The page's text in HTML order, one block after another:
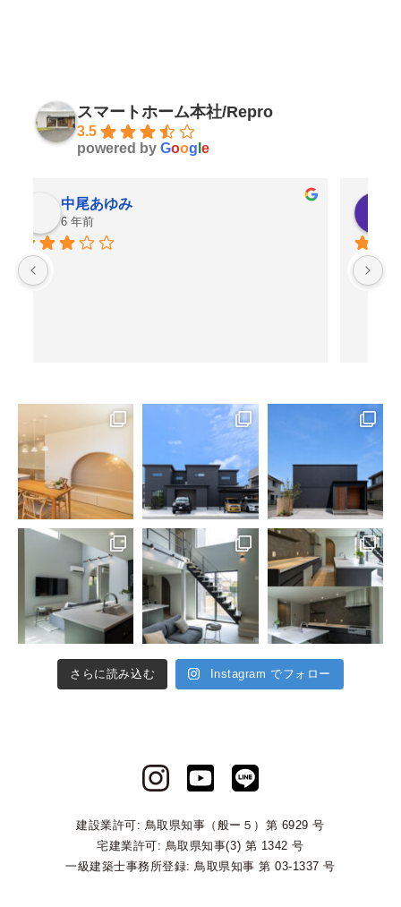
スマートホーム本社/Repro
3.5
powered by Goog e
中尾あゆみ
さらに読み込む Instagram でフォロー
建設業許可: 鳥取県知事（般ー５）第 6929 号
宅建業許可: 鳥取県知事(3) 第 1342 号
一級建築士事務所登録: 鳥取県知事 第 03-1337 号